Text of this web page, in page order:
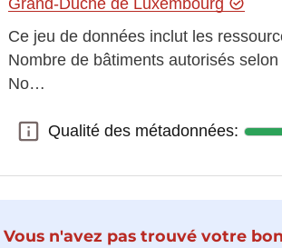
Ce jeu de données inclut les
Nombre de bâtiments autorisés
No…
Qualité des métadonnées:
Qualité des métadonnées:
Vous n'avez pas trouvé votre